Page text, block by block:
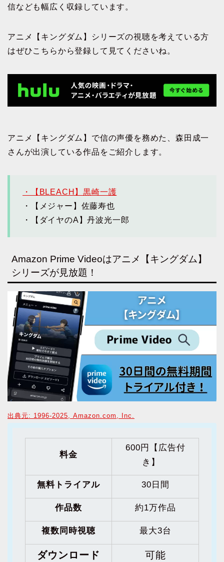
信なども幅広く収録しています。
アニメ【キングダム】シリーズの視聴を考えている方
はぜひこちらから登録して見てくださいね。
アニメ【キングダム】で信の声優を務めた、森田成一
さんが出演している作品をご紹介します。
・【BLEACH】黒崎一護
・【メジャー】佐藤寿也
・【ダイヤのA】丹波光一郎
Amazon Prime Videoはアニメ【キングダム】
シリーズが見放題！
出典元: 1996-2025, Amazon.com, Inc.
料金
600円【広告付
き】
無料トライアル 30日間
作品数 約1万作品
複数同時視聴 最大3台
ダウンロード 可能